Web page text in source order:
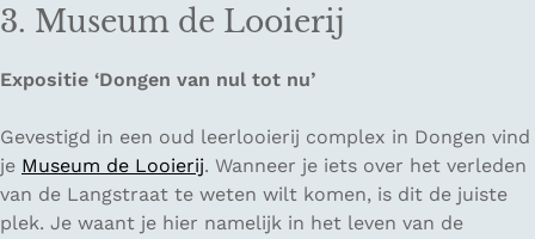
3. Museum de Looierij
Expositie ‘Dongen van nul tot nu’
Gevestigd in een oud leerlooierij complex in Dongen vind
je Museum de Looierij. Wanneer je iets over het verleden
van de Langstraat te weten wilt komen, is dit de juiste
plek. Je waant je hier namelijk in het leven van de